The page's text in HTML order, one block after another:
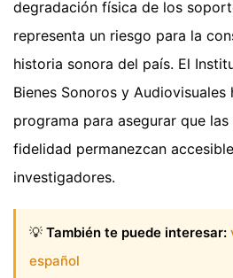
degradación física de los
representa un riesgo para la
historia sonora del país. El
Bienes Sonoros y Audiovisuales
programa para asegurar que
fidelidad permanezcan
investigadores.
💡 También te puede interesar:
español